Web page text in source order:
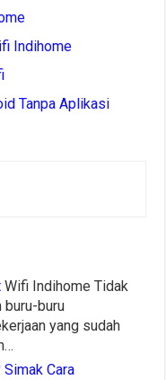
Indihome
Tanpa Aplikasi
Wifi Indihome Tidak
buru-buru
yang sudah
Cara